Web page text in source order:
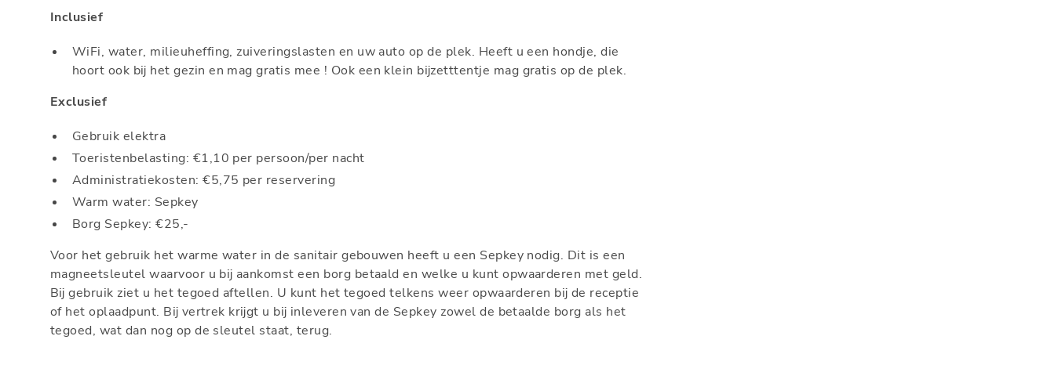
Inclusief
WiFi, water, milieuheffing, zuiveringslasten en uw auto op de plek. Heeft u een hondje, die
hoort ook bij het gezin en mag gratis mee ! Ook een klein bijzetttentje mag gratis op de plek.
Exclusief
Gebruik elektra
Toeristenbelasting: €1,10 per persoon/per nacht
Administratiekosten: €5,75 per reservering
Warm water: Sepkey
Borg Sepkey: €25,-
Voor het gebruik het warme water in de sanitair gebouwen heeft u een Sepkey nodig. Dit is een
magneetsleutel waarvoor u bij aankomst een borg betaald en welke u kunt opwaarderen met geld.
Bij gebruik ziet u het tegoed aftellen. U kunt het tegoed telkens weer opwaarderen bij de receptie
of het oplaadpunt. Bij vertrek krijgt u bij inleveren van de Sepkey zowel de betaalde borg als het
tegoed, wat dan nog op de sleutel staat, terug.